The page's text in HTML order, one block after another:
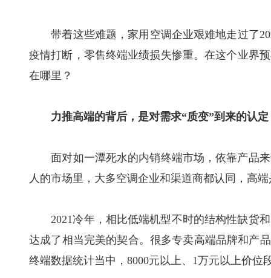
带着这些难题，家用空调企业艰难地走过了
疫情打断，零售终端业绩损失惨重。在这个业界
在哪里？
力推高端的背后，是对需求“质变”到来的认定
面对如一潭死水的内销终端市场，依靠产品来
人的市场里，大多空调企业和渠道商都认同，高
2021冷年，相比低端机型不时的结构性缺货和
达成了相当完美的契合。很多专卖高端品牌和产
终端数据统计当中，8000元以上、1万元以上价